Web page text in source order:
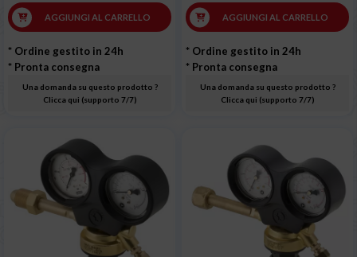
AGGIUNGI AL CARRELLO
* Ordine gestito in 24h
* Pronta consegna
Una domanda su questo prodotto ?
Clicca qui (supporto 7/7)
AGGIUNGI AL CARRELLO
* Ordine gestito in 24h
* Pronta consegna
Una domanda su questo prodotto ?
Clicca qui (supporto 7/7)